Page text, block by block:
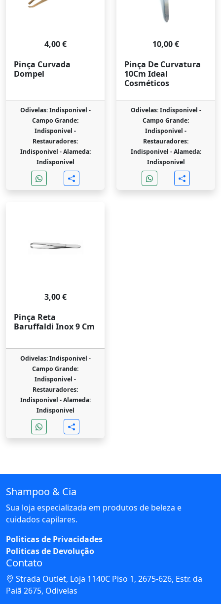
4,00 €
Pinça Curvada
Dompel
Odivelas: Indisponivel -
Campo Grande:
Indisponivel -
Restauradores:
Indisponivel -Alameda:
Indisponivel
10,00 €
Pinça De Curvatura
10Cm Ideal
Cosméticos
Odivelas: Indisponivel -
Campo Grande:
Indisponivel -
Restauradores:
Indisponivel -Alameda:
Indisponivel
3,00 €
Pinça Reta
Baruffaldi Inox 9 Cm
Odivelas: Indisponivel -
Campo Grande:
Indisponivel -
Restauradores:
Indisponivel -Alameda:
Indisponivel
Shampoo & Cia
Sua loja especializada em produtos de beleza e
cuidados capilares.
Politicas de Privacidades
Politicas de Devolução
Contato
Strada Outlet, Loja 1140C Piso 1, 2675-626, Estr. da
Paiã 2675, Odivelas